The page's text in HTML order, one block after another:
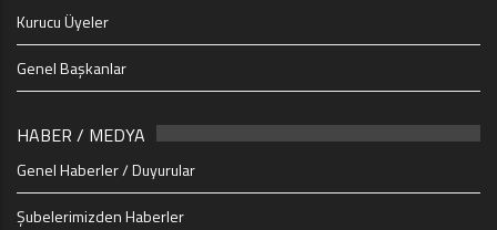
Kurucu Üyeler
Genel Başkanlar
HABER / MEDYA
Genel Haberler / Duyurular
Şubelerimizden Haberler